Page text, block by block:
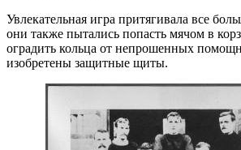
Увлекательная игра притягивала все
они также пытались попасть мячом в
оградить кольца от непрошенных
изобретены защитные щиты.